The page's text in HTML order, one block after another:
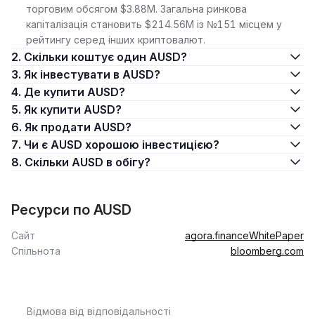
торговим обсягом $3.88M. Загальна ринкова
капіталізація становить $214.56M із №151 місцем у
рейтингу серед інших криптовалют.
2. Скільки коштує один AUSD?
3. Як інвестувати в AUSD?
4. Де купити AUSD?
5. Як купити AUSD?
6. Як продати AUSD?
7. Чи є AUSD хорошою інвестицією?
8. Скільки AUSD в обігу?
Ресурси по AUSD
Сайт agora.financeWhitePaper
Спільнота
bloomberg.com
Відмова від відповідальності